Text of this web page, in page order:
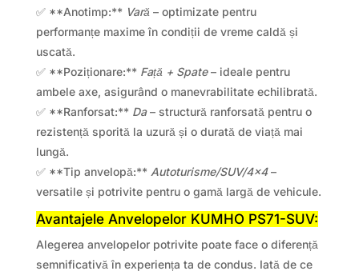
✅ **Anotimp:** Vară – optimizate pentru
performanțe maxime în condiții de vreme caldă și
uscată.
✅ **Poziționare:** Față + Spate– ideale pentru
ambele axe, asigurând o manevrabilitate echilibrată.
✅ **Ranforsat:** Da– structură ranforsată pentru o
rezistență sporită la uzură și o durată de viață mai
lungă.
✅ **Tip anvelopă:** Autoturisme/SUV/4×4–
versatile și potrivite pentru o gamă largă de vehicule.
Avantajele Anvelopelor KUMHO PS71-SUV:
Alegerea anvelopelor potrivite poate face o diferență
semnificativă în experiența ta de condus. Iată de ce